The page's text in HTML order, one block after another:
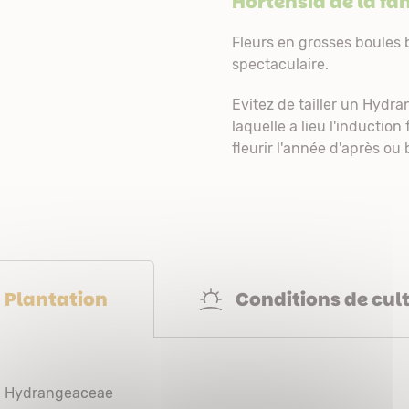
Fleurs en grosses
spectaculaire.
Evitez de tailler un
laquelle a lieu l'induction
fleurir l'année d'après ou
Plantation Conditions de
Hydrangeaceae